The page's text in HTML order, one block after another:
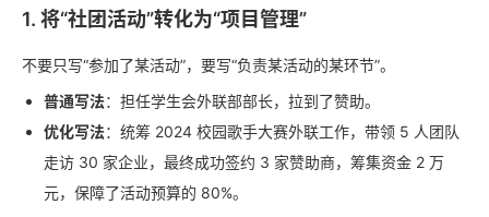
1. 将“社团活动”转化为“项目管理”
不要只写“参加了某活动”，要写“负责某活动的某环节”。
普通写法：担任学生会外联部部长，拉到了赞助。
优化写法：统筹 2024 校园歌手大赛外联工作，带领 5 人团队
走访 30 家企业，最终成功签约 3 家赞助商，筹集资金 2 万
元，保障了活动预算的 80%。